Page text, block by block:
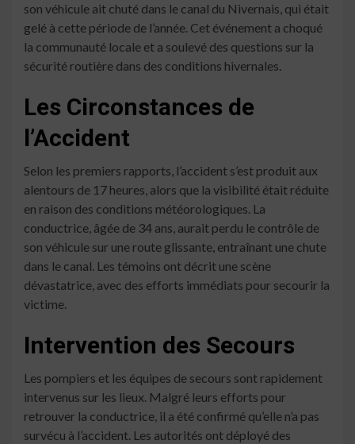
son véhicule ait chuté dans le canal du Nivernais, qui était
gelé à cette période de l’année. Cet événement a choqué
la communauté locale et a soulevé des questions sur la
sécurité routière dans des conditions hivernales.
Les Circonstances de
l’Accident
Selon les premiers rapports, l’accident s’est produit aux
alentours de 17 heures, alors que la visibilité était réduite
en raison des conditions météorologiques. La
conductrice, âgée de 34 ans, aurait perdu le contrôle de
son véhicule sur une route glissante, entraînant une chute
dans le canal. Les témoins ont décrit une scène
dévastatrice, avec des efforts immédiats pour secourir la
victime.
Intervention des Secours
Les pompiers et les équipes de secours sont rapidement
intervenus sur les lieux. Malgré leurs efforts pour
retrouver la conductrice, il a été confirmé qu’elle n’a pas
survécu à l’accident. Les autorités ont déployé des